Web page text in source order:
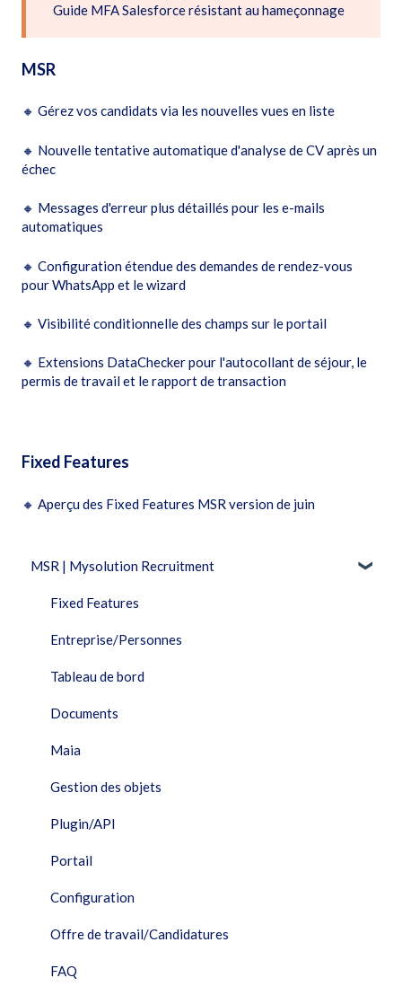
Guide MFA Salesforce résistant au hameçonnage
MSR
🔸 Gérez vos candidats via les nouvelles vues en liste
🔸 Nouvelle tentative automatique d'analyse de CV après un
échec
🔸 Messages d'erreur plus détaillés pour les e-mails
automatiques
🔸 Configuration étendue des demandes de rendez-vous
pour WhatsApp et le wizard
🔸 Visibilité conditionnelle des champs sur le portail
🔸 Extensions DataChecker pour l'autocollant de séjour, le
permis de travail et le rapport de transaction
Fixed Features
🔸 Aperçu des Fixed Features MSR version de juin
MSR | Mysolution Recruitment
Fixed Features
Entreprise/Personnes
Tableau de bord
Documents
Maia
Gestion des objets
Plugin/API
Portail
Configuration
Offre de travail/Candidatures
FAQ